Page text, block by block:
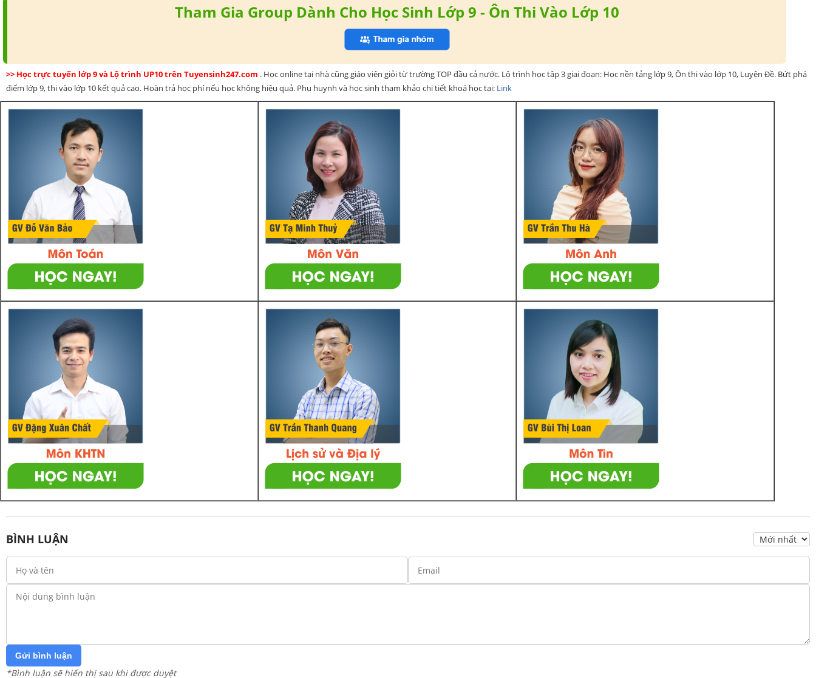
Tham Gia Group Dành Cho Học Sinh Lớp 9 - Ôn Thi Vào Lớp 10
>> Học trực tuyến lớp 9 và Lộ trình UP10 trên Tuyensinh247.com . Học online tại nhà cũng giáo viên giỏi từ trường TOP đầu cả nước. Lộ trình học tập 3 giai đoạn: Học nền tảng lớp 9, Ôn thi vào lớp 10, Luyện Đề. Bứt phá
điểm lớp 9, thi vào lớp 10 kết quả cao. Hoàn trả học phí nếu học không hiệu quả. Phụ huynh và học sinh tham khảo chi tiết khoá học tại: Link
BÌNH LUẬN
Gửi bình luận
*Bình luận sẽ hiển thị sau khi được duyệt